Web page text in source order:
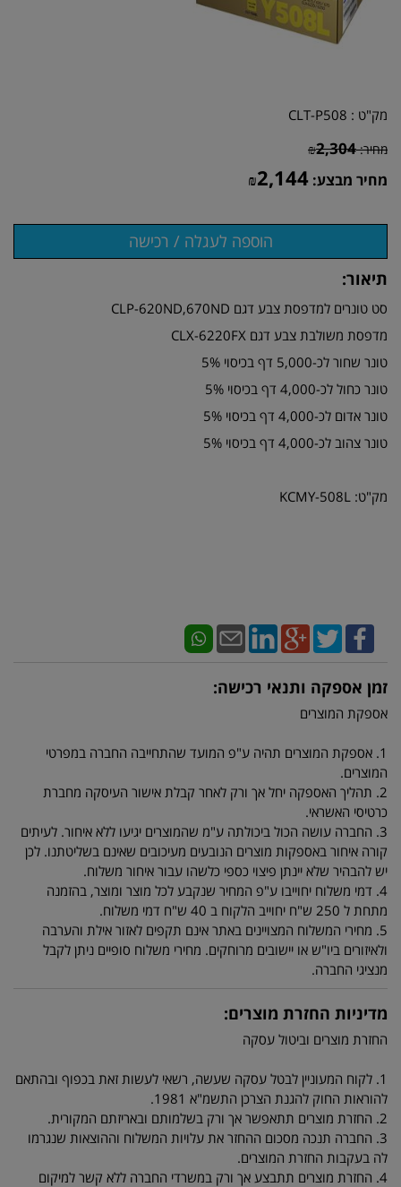
מק"ט : CLT-P508
מחיר: ₪2,304
מחיר מבצע: ₪2,144
תיאור:
סט טונרים למדפסת צבע דגם CLP-620ND,670ND
מדפסת משולבת צבע דגם CLX-6220FX
טונר שחור לכ-5,000 דף בכיסוי 5%
טונר כחול לכ-4,000 דף בכיסוי 5%
טונר אדום לכ-4,000 דף בכיסוי 5%
טונר צהוב לכ-4,000 דף בכיסוי 5%
מק"ט: KCMY-508L
זמן אספקה ותנאי רכישה:
אספקת המוצרים
1. אספקת המוצרים תהיה ע"פ המועד שהתחייבה החברה במפרטי
המוצרים.
2. תהליך האספקה יחל אך ורק לאחר קבלת אישור העיסקה מחברת
כרטיסי האשראי.
3. החברה עושה הכול ביכולתה ע"מ שהמוצרים יגיעו ללא איחור. לעיתים
קורה איחור באספקות מוצרים הנובעים מעיכובים שאינם בשליטתנו. לכן
יש להבהיר שלא יינתן פיצוי כספי כלשהו עבור איחור משלוח.
4. דמי משלוח יחוייבו ע"פ המחיר שנקבע לכל מוצר ומוצר, בהזמנה
מתחת ל 250 ש"ח יחוייב הלקוח ב 40 ש"ח דמי משלוח.
5. מחירי המשלוח המצויינים באתר אינם תקפים לאזור אילת והערבה
ולאיזורים ביו"ש או יישובים מרוחקים. מחירי משלוח סופיים ניתן לקבל
מנציגי החברה.
מדיניות החזרת מוצרים:
החזרת מוצרים וביטול עסקה
1. לקוח המעוניין לבטל עסקה שעשה, רשאי לעשות זאת בכפוף ובהתאם
להוראות החוק להגנת הצרכן התשמ"א 1981.
2. החזרת מוצרים תתאפשר אך ורק בשלמותם ובאריזתם המקורית.
3. החברה תנכה מסכום ההחזר את עלויות המשלוח וההוצאות שנגרמו
לה בעקבות החזרת המוצרים.
4. החזרת מוצרים תתבצע אך ורק במשרדי החברה ללא קשר למיקום